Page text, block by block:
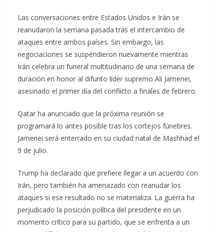
Las conversaciones entre Estados Unidos e Irán se
reanudaron la semana pasada tras el intercambio de
ataques entre ambos países. Sin embargo, las
negociaciones se suspendieron nuevamente mientras
Irán celebra un funeral multitudinario de una semana de
duración en honor al difunto líder supremo Ali Jamenei,
asesinado el primer día del conflicto a finales de febrero.
Qatar ha anunciado que la próxima reunión se
programará lo antes posible tras los cortejos fúnebres.
Jamenei será enterrado en su ciudad natal de Mashhad el
9 de julio.
Trump ha declarado que prefiere llegar a un acuerdo con
Irán, pero también ha amenazado con reanudar los
ataques si ese resultado no se materializa. La guerra ha
perjudicado la posición política del presidente en un
momento crítico para su partido, que se enfrenta a un